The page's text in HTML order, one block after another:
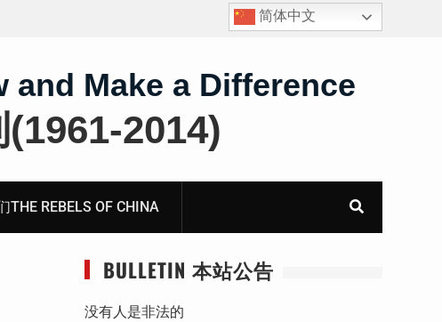
四川人权捍卫者陈云飞甘肃旅游遭行政拘留
简体中文
and Make a Difference
2014)
THE REBELS OF CHINA
BULLETIN 本站公告
没有人是非法的